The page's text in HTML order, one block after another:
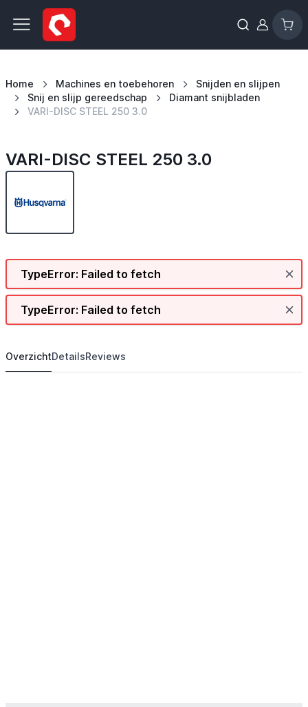
Ga naar de inhoud
Home Machines en toebehoren
Snijden en slijpen
Snij en slijp gereedschap
Diamant snijbladen
VARI-DISC STEEL 250 3.0
VARI-DISC STEEL 250 3.0
TypeError: Failed to fetch
TypeError: Failed to fetch
OverzichtDetailsReviews